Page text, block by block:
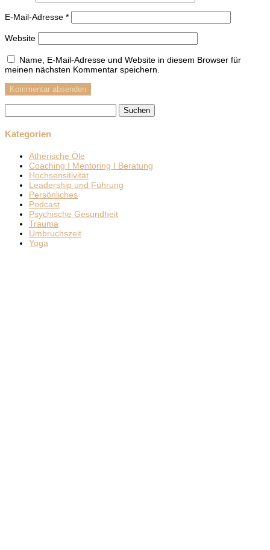
E-Mail-Adresse *
Website
Name, E-Mail-Adresse und Website in diesem Browser für
meinen nächsten Kommentar speichern.
nach:
Kategorien
Ätherische Öle
Coaching I Mentoring I Beratung
Hochsensitivität
Leadership und Führung
Persönliches
Podcast
Psychische Gesundheit
Trauma
Umbruchszeit
Yoga